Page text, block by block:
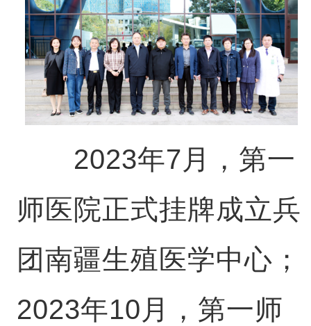
2023年7月，第一
师医院正式挂牌成立兵
团南疆生殖医学中心；
2023年10月，第一师